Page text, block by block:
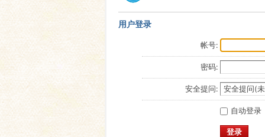
用户登录
帐号:
密码:
安全提问:
自动登录
登录